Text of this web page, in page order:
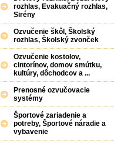
rozhlas, Evakuačný rozhlas,
Sirény
Ozvučenie škôl, Školský
rozhlas, Školský zvonček
Ozvučenie kostolov,
cintorínov, domov smútku,
kultúry, dôchodcov a ...
Prenosné ozvučovacie
systémy
Športové zariadenie a
potreby, Športové náradie a
vybavenie